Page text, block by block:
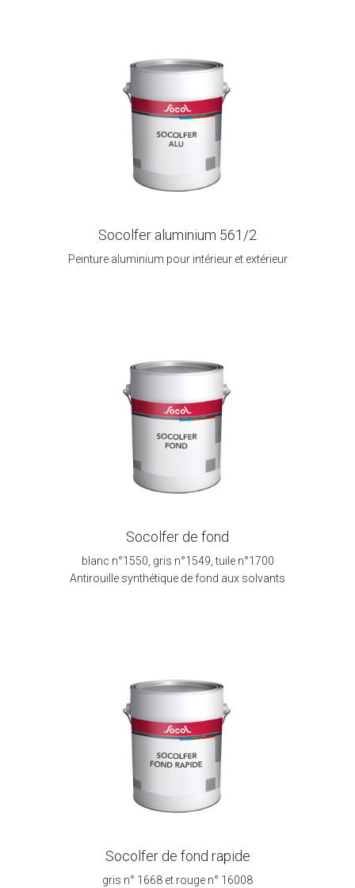
Socolfer aluminium 561/2
Peinture aluminium pour intérieur et extérieur
Socolfer de fond
blanc n°1550, gris n°1549, tuile n°1700
Antirouille synthétique de fond aux solvants
Socolfer de fond rapide
gris n° 1668 et rouge n° 16008